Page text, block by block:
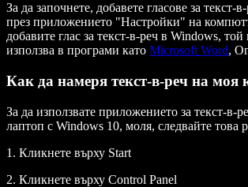
За да започнете, добавете гласове за текст-
през приложението "Настройки" на
добавите глас за текст-в-реч в Windows,
използва в програми като Microsoft Word,
Как да намеря текст-в-реч на моя
За да използвате приложението за текст-в-
лаптоп с Windows 10, моля, следвайте това
1. Кликнете върху Start
2. Кликнете върху Control Panel